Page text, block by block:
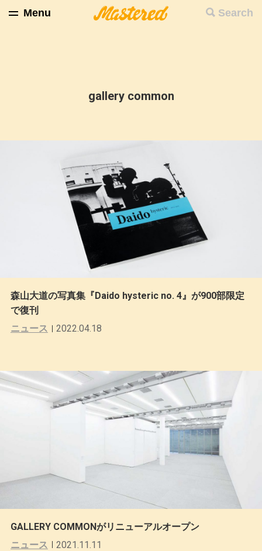
Search
Menu
gallery common
森山大道の写真集『Daido hysteric no. 4』が900部限定
で復刊
ニュース
2022.04.18
GALLERY COMMONがリニューアルオープン
ニュース
2021.11.11